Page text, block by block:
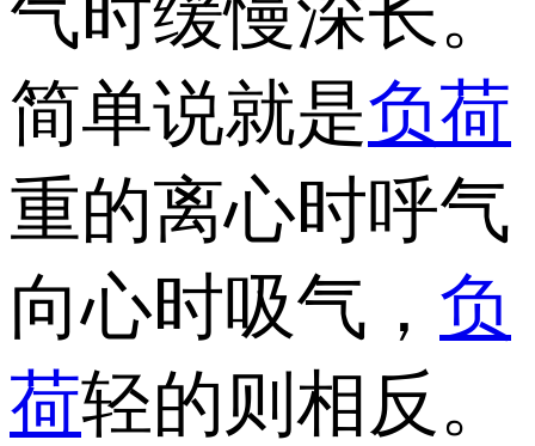
气时缓慢深长。
简单说就是负荷
重的离心时呼气
向心时吸气， 负
荷轻的则相反。